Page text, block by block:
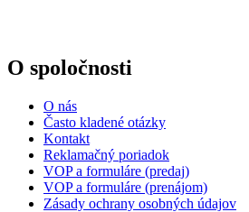
O spoločnosti
O nás
Často kladené otázky
Kontakt
Reklamačný poriadok
VOP a formuláre (predaj)
VOP a formuláre (prenájom)
Zásady ochrany osobných údajov